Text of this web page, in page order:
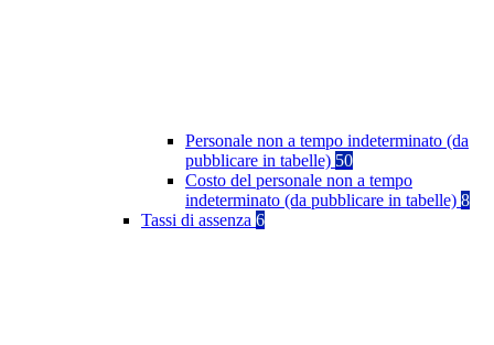
Personale non a tempo indeterminato (da
pubblicare in tabelle) 50
Costo del personale non a tempo
indeterminato (da pubblicare in tabelle) 8
Tassi di assenza 6